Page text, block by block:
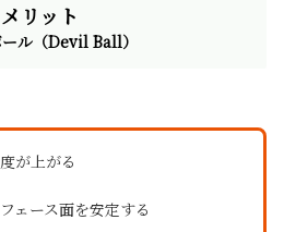
メリット
ル（Devil Ball）
が上がる
ェース面を安定する